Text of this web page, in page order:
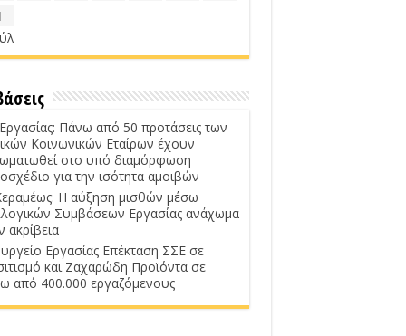
Πάνω από 50 προτάσεις των
Κοινωνικών Εταίρων έχουν
στο υπό διαμόρφωση
για την ισότητα αμοιβών
Η αύξηση μισθών μέσω
Συμβάσεων Εργασίας ανάχωμα
ακρίβεια
Εργασίας Επέκταση ΣΣΕ σε
και Ζαχαρώδη Προϊόντα σε
από 400.000 εργαζόμενους